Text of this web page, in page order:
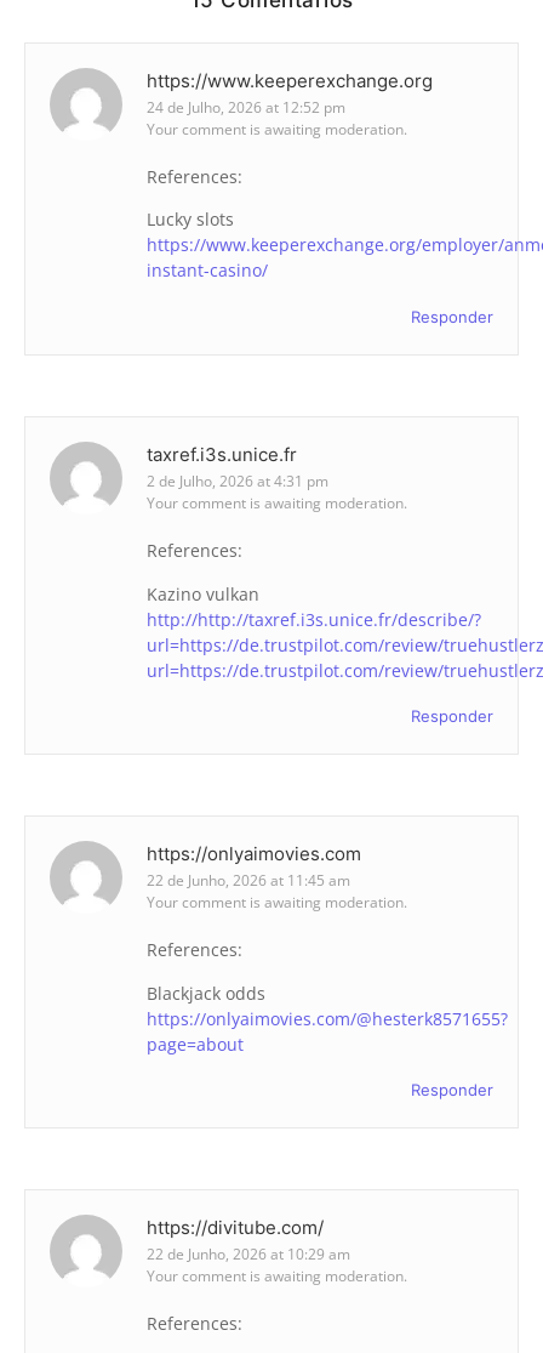
https://www.keeperexchange.org
24 de Julho, 2026 at 12:52 pm
Your comment is awaiting moderation.
References:
Lucky slots
https://www.keeperexchange.org/employer/
instant-casino/
Responder
taxref.i3s.unice.fr
2 de Julho, 2026 at 4:31 pm
Your comment is awaiting moderation.
References:
Kazino vulkan
http://http://taxref.i3s.unice.fr/describe/?
url=https://de.trustpilot.com/review/
url=https://de.trustpilot.com/review/
Responder
https://onlyaimovies.com
22 de Junho, 2026 at 11:45 am
Your comment is awaiting moderation.
References:
Blackjack odds
https://onlyaimovies.com/@hesterk8571655?
page=about
Responder
https://divitube.com/
22 de Junho, 2026 at 10:29 am
Your comment is awaiting moderation.
References: